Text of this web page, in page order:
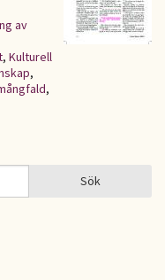
av
, Kulturell
,
,
Sök